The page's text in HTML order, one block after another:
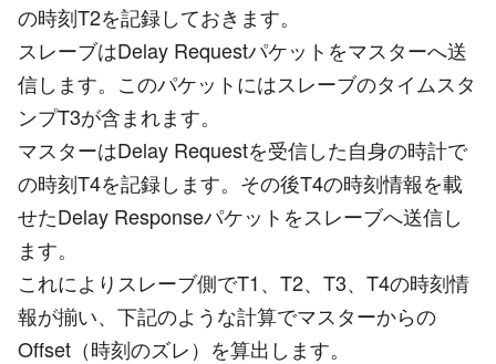
の時刻T2を記録しておきます。
スレーブはDelay Requestパケットをマスターへ送
信します。このパケットにはスレーブのタイムスタ
ンプT3が含まれます。
マスターはDelay Requestを受信した自身の時計で
の時刻T4を記録します。その後T4の時刻情報を載
せたDelay Responseパケットをスレーブへ送信し
ます。
これによりスレーブ側でT1、T2、T3、T4の時刻情
報が揃い、下記のような計算でマスターからの
Offset（時刻のズレ）を算出します。